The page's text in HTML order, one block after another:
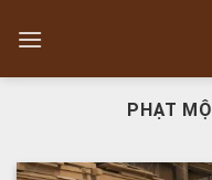
PHẠT